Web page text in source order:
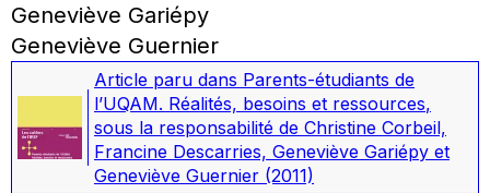
Geneviève Gariépy
Geneviève Guernier
Article paru dans Parents-étudiants de
l’UQAM. Réalités, besoins et ressources,
sous la responsabilité de Christine Corbeil,
Francine Descarries, Geneviève Gariépy et
Geneviève Guernier (2011)